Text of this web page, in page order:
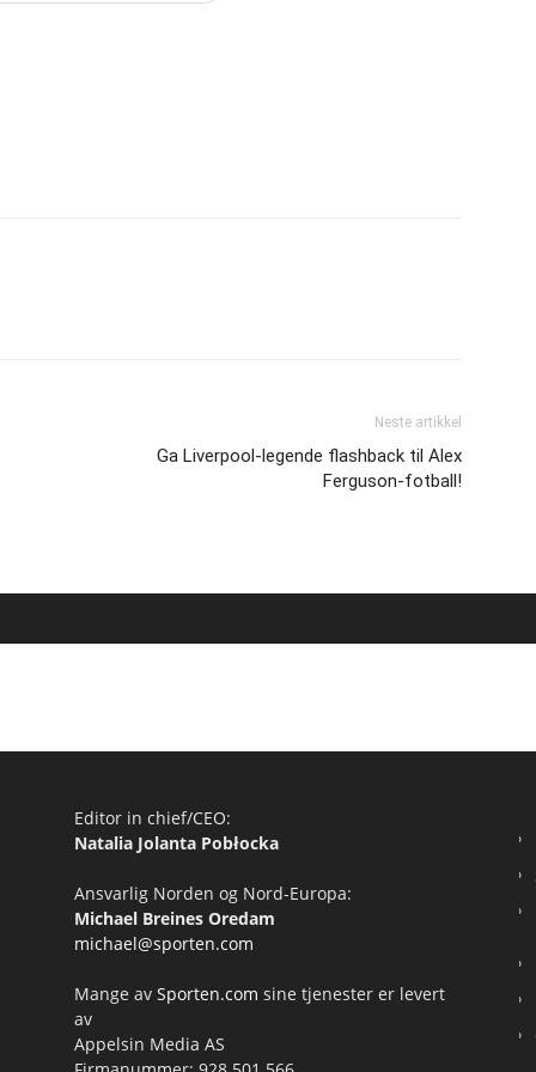
Neste artikkel
Ga Liverpool-legende flashback til Alex
Ferguson-fotball!
Editor in chief/CEO:
Natalia Jolanta Pobłocka
Ansvarlig Norden og Nord-Europa:
Michael Breines Oredam
michael@sporten.com
Mange av Sporten.com sine tjenester er levert
av
Appelsin Media AS